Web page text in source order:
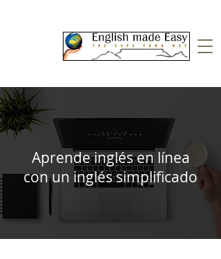
Aprende inglés en línea
con un inglés simplificado